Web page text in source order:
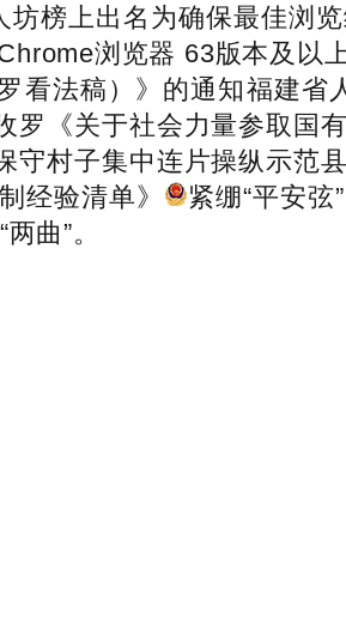
榜上出名为确保最佳浏
浏览器 63版本及
看法稿）》的通知福建
罗《关于社会力量参取国
守村子集中连片操纵示
经验清单》
紧绷“平安
曲”。